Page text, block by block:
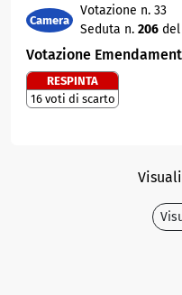
Camera
Votazione n. 33
Seduta n. 206
Votazione
RESPINTA
16 voti di scarto